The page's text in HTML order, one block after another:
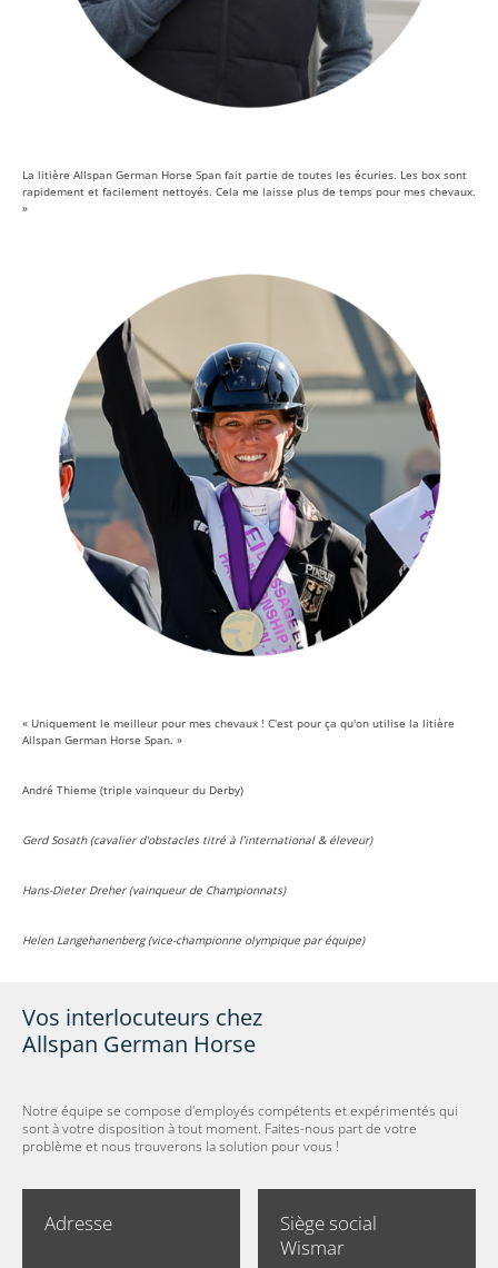
La litière Allspan German Horse Span fait partie de toutes les écuries. Les box sont
rapidement et facilement nettoyés. Cela me laisse plus de temps pour mes chevaux.
»
« Uniquement le meilleur pour mes chevaux ! C'est pour ça qu'on utilise la litière
Allspan German Horse Span. »
André Thieme (triple vainqueur du Derby)
Gerd Sosath (cavalier d'obstacles titré à l’international & éleveur)
Hans-Dieter Dreher (vainqueur de Championnats)
Helen Langehanenberg (vice-championne olympique par équipe)
Vos interlocuteurs chez
Allspan German Horse
Notre équipe se compose d'employés compétents et expérimentés qui
sont à votre disposition à tout moment. Faites-nous part de votre
problème et nous trouverons la solution pour vous !
Adresse
Siège social
Wismar